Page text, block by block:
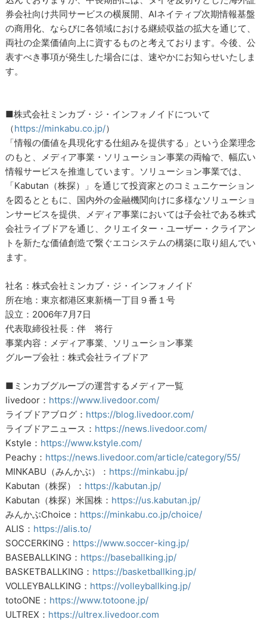
券会社向け共同サービスの横展開、AIネイティブ次期情報基盤
の商用化、ならびに各領域における継続収益の拡大を通じて、
両社の企業価値向上に資するものと考えております。今後、公
表すべき事項が発生した場合には、速やかにお知らせいたしま
す。
■株式会社ミンカブ・ジ・インフォノイドについて
（https://minkabu.co.jp/）
「情報の価値を具現化する仕組みを提供する」という企業理念
のもと、メディア事業・ソリューション事業の両輪で、幅広い
情報サービスを推進しています。ソリューション事業では、
「Kabutan（株探）」を通じて投資家とのコミュニケーション
を図るとともに、国内外の金融機関向けに多様なソリューショ
ンサービスを提供、メディア事業においては子会社である株式
会社ライブドアを通じ、クリエイター・ユーザー・クライアン
トを新たな価値創造で繋ぐエコシステムの構築に取り組んでい
ます。
社名：株式会社ミンカブ・ジ・インフォノイド
所在地：東京都港区東新橋一丁目９番１号
設立：2006年7月7日
代表取締役社長：伴 将行
事業内容：メディア事業、ソリューション事業
グループ会社：株式会社ライブドア
■ミンカブグループの運営するメディア一覧
livedoor： https://www.livedoor.com/
ライブドアブログ： https://blog.livedoor.com/
ライブドアニュース： https://news.livedoor.com/
Kstyle： https://www.kstyle.com/
Peachy： https://news.livedoor.com/article/category/55/
MINKABU（みんかぶ）： https://minkabu.jp/
Kabutan（株探）： https://kabutan.jp/
Kabutan（株探）米国株： https://us.kabutan.jp/
みんかぶChoice： https://minkabu.co.jp/choice/
ALIS： https://alis.to/
SOCCERKING： https://www.soccer-king.jp/
BASEBALLKING： https://baseballking.jp/
BASKETBALLKING： https://basketballking.jp/
VOLLEYBALLKING： https://volleyballking.jp/
totoONE： https://www.totoone.jp/
ULTREX： https://ultrex.livedoor.com